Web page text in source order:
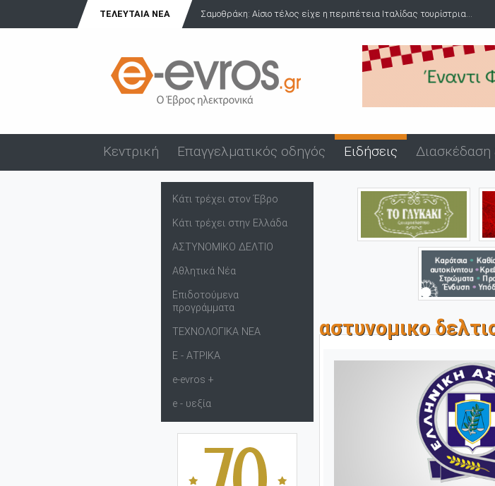
ΤΕΛΕΥΤΑΊΑ ΝΈΑ Σαμοθράκη: Αίσιο τέλος είχε η περιπέτεια Ιταλίδας τουρίστρια...
Κεντρική Επαγγελματικός οδηγός Ειδήσεις Διασκέδαση
Κάτι τρέχει στον Έβρο
Κάτι τρέχει στην Ελλάδα
ΑΣΤΥΝΟΜΙΚΟ ΔΕΛΤΙΟ
Αθλητικά Νέα
Επιδοτούμενα
προγράμματα
ΤΕΧΝΟΛΟΓΙΚΑ ΝΕΑ
Ε - ΑΤΡΙΚΑ
e-evros +
e - υεξία
αστυνομικο